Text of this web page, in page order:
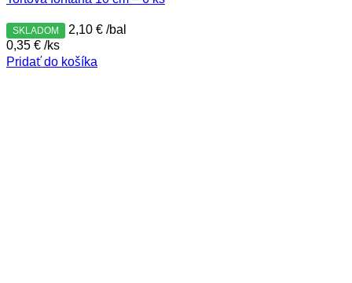
SKLADOM 2,10 € /bal
0,35 € /ks
Pridať do košíka